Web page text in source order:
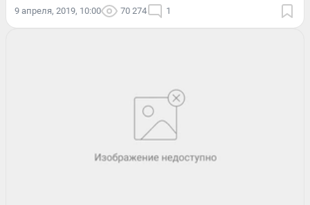
9 апреля, 2019, 10:00 70 274 1